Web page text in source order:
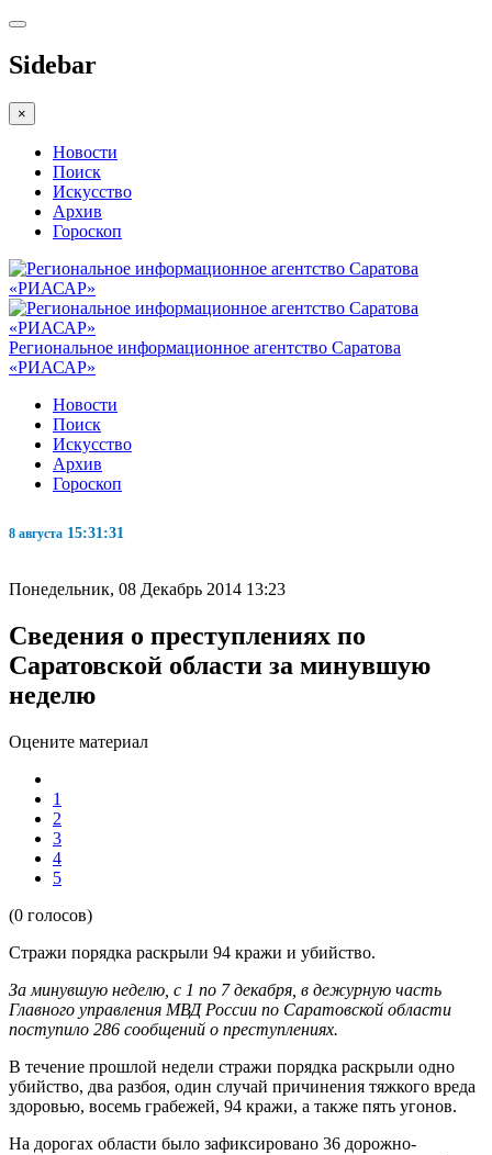
Sidebar
×
Новости
Поиск
Искусство
Архив
Гороскоп
Региональное информационное агентство Саратова
«РИАСАР»
Новости
Поиск
Искусство
Архив
Гороскоп
8 августа 15:31:32
Понедельник, 08 Декабрь 2014 13:23
Сведения о преступлениях по
Саратовской области за минувшую
неделю
Оцените материал
1
2
3
4
5
(0 голосов)
Стражи порядка раскрыли 94 кражи и убийство.
За минувшую неделю, с 1 по 7 декабря, в дежурную часть
Главного управления МВД России по Саратовской области
поступило 286 сообщений о преступлениях.
В течение прошлой недели стражи порядка раскрыли одно
убийство, два разбоя, один случай причинения тяжкого вреда
здоровью, восемь грабежей, 94 кражи, а также пять угонов.
На дорогах области было зафиксировано 36 дорожно-